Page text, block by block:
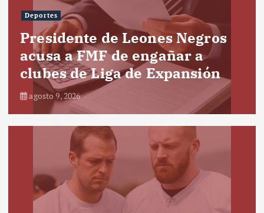
Deportes
Presidente de Leones Negros
acusa a FMF de engañar a
clubes de Liga de Expansión
agosto 9, 2026